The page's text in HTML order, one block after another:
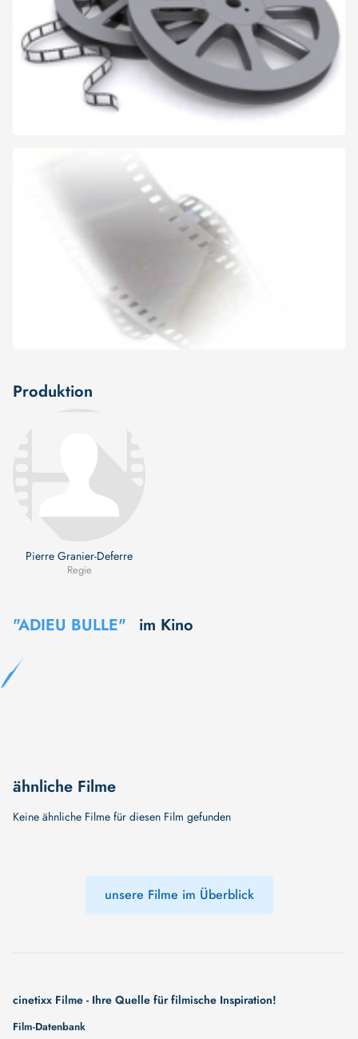
Produktion
Pierre Granier-Deferre
Regie
"ADIEU BULLE" im Kino
ähnliche Filme
Keine ähnliche Filme für diesen Film gefunden
unsere Filme im Überblick
cinetixx Filme - Ihre Quelle für filmische Inspiration!
Film-Datenbank